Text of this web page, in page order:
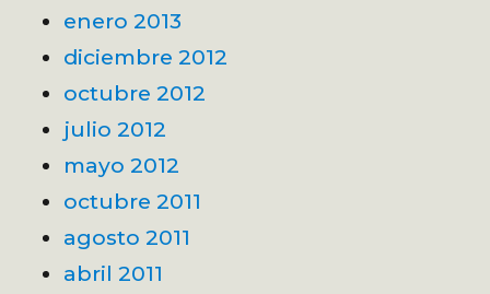
enero 2013
diciembre 2012
octubre 2012
julio 2012
mayo 2012
octubre 2011
agosto 2011
abril 2011